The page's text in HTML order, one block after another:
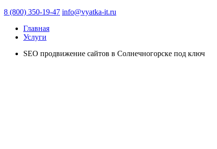
8 (800) 350-19-47 info@vyatka-it.ru
Главная
Услуги
SEO продвижение сайтов в Солнечногорске под ключ